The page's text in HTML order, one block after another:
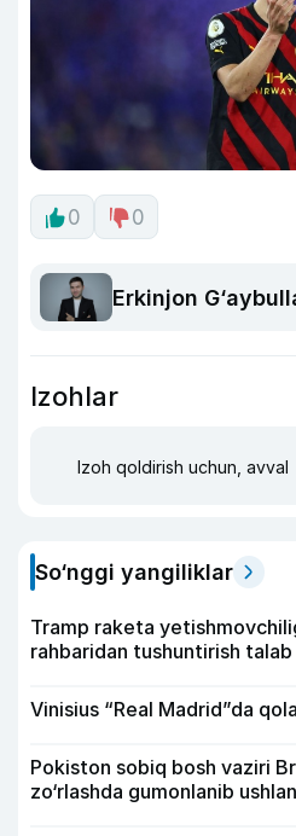
0 0
Erkinjon
Izohlar
Izoh qoldirish uchun, avval
So‘nggi yangiliklar
Tramp raketa
rahbaridan tushuntirish
Vinisius “Real Madrid”da
Pokiston sobiq bosh vaziri
zo‘rlashda gumonlanib